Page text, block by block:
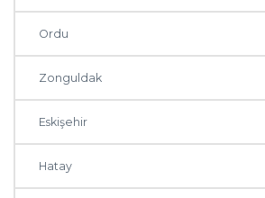
Ordu
Zonguldak
Eskişehir
Hatay